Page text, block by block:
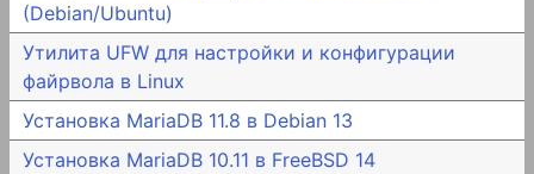
(Debian/Ubuntu)
Утилита UFW для настройки и конфигурации
файрвола в Linux
Установка MariaDB 11.8 в Debian 13
Установка MariaDB 10.11 в FreeBSD 14